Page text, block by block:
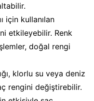
için kullanılan
etkileyebilir. Renk
doğal rengi
klorlu su veya deniz
rengini değiştirebilir.